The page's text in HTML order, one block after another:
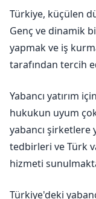
Türkiye, küçülen
Genç ve dinamik
yapmak ve iş
tarafından tercih
Yabancı yatırım
hukukun uyum
yabancı şirketlere
tedbirleri ve Türk
hizmeti
Türkiye'deki